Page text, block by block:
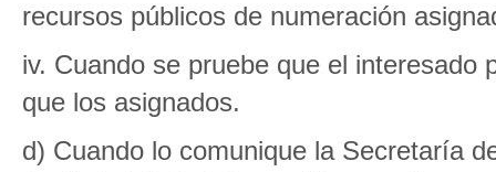
recursos públicos de numeración
iv. Cuando se pruebe que el interesado
que los asignados.
d) Cuando lo comunique la Secretaría